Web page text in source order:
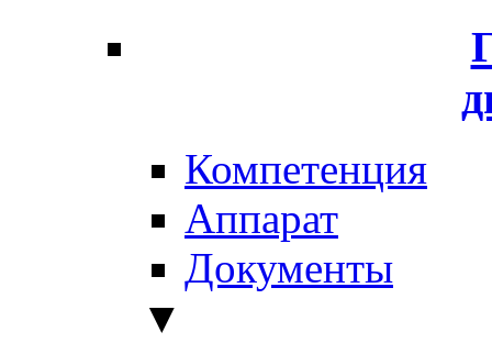
Компетенция
Аппарат
Документы
▼